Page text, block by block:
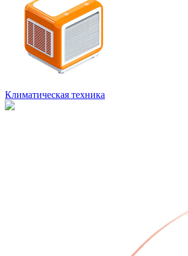
Климатическая техника